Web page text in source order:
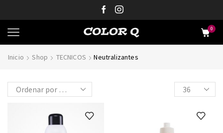
0
Inicio Shop TECNICOS Neutralizantes